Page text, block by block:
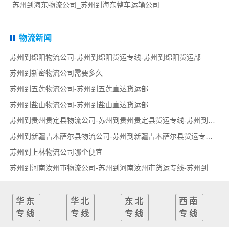
苏州到海东物流公司_苏州到海东整车运输公司
物流新闻
苏州到绵阳物流公司-苏州到绵阳货运专线-苏州到绵阳货运部
苏州到新密物流公司需要多久
苏州到五莲物流公司-苏州到五莲直达货运部
苏州到盐山物流公司-苏州到盐山直达货运部
苏州到上林物流公司哪个便宜
华东
专线
华北
专线
东北
专线
西南
专线